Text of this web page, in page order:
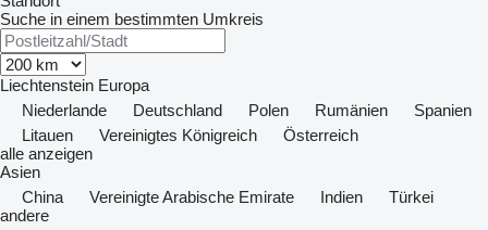
Suche in einem bestimmten Umkreis
Liechtenstein Europa
Niederlande
Deutschland Polen Rumänien
Spanien
Litauen
Vereinigtes Königreich
Österreich
alle anzeigen
Asien
China
Vereinigte Arabische Emirate Indien
Türkei
andere